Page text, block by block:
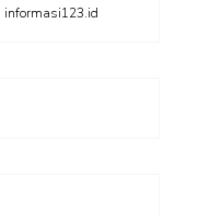
informasi123.id